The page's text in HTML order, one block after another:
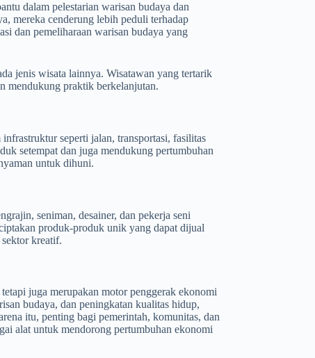
dalam pelestarian warisan budaya dan
mereka cenderung lebih peduli terhadap
dan pemeliharaan warisan budaya yang
jenis wisata lainnya. Wisatawan yang tertarik
mendukung praktik berkelanjutan.
seperti jalan, transportasi, fasilitas
setempat dan juga mendukung pertumbuhan
untuk dihuni.
seniman, desainer, dan pekerja seni
produk-produk unik yang dapat dijual
kreatif.
juga merupakan motor penggerak ekonomi
budaya, dan peningkatan kualitas hidup,
itu, penting bagi pemerintah, komunitas, dan
alat untuk mendorong pertumbuhan ekonomi